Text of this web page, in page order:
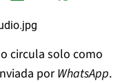
circula solo como
porWhatsApp.